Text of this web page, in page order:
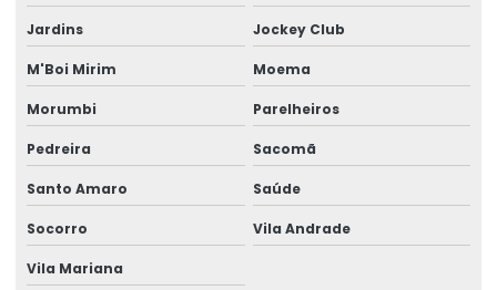
Estrutura de concreto armado pré moldado
Estrutura de concreto pré moldado preço
Estruturas De Concreto Fundamentos Do Projeto Estrutural
Galpão Estrutura Metálica Projeto
Galpão Industrial Projeto
Jardins Jockey Club
M'Boi Mirim Moema
Morumbi Parelheiros
Pedreira Sacomã
Santo Amaro Saúde
Socorro Vila Andrade
Vila Mariana